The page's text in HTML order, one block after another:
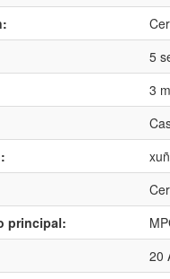
5
3
principal:
20